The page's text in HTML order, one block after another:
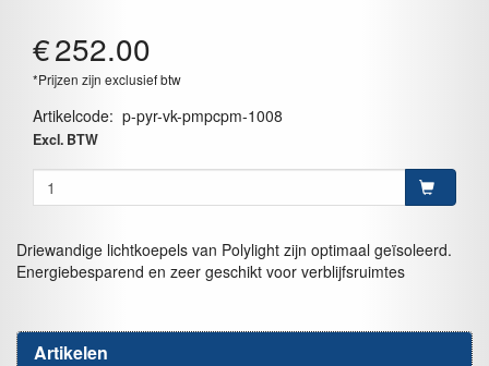
Artikelen
€252.00
*Prijzen zijn exclusief btw
Artikelcode: p-pyr-vk-pmpcpm-1008
Excl. BTW
Driewandige lichtkoepels van Polylight zijn optimaal geïsoleerd.
Energiebesparend en zeer geschikt voor verblijfsruimtes